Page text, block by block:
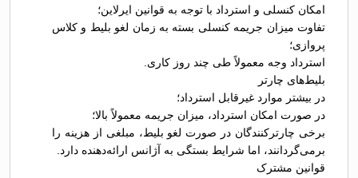
امکان کنسلی و استرداد با توجه به قوانین ایرلاین؛
تفاوت میزان جریمه کنسلی بسته به زمان لغو بلیط و کلاس
پروازی؛
استرداد وجه معمولاً طی چند روز کاری.
بلیط‌های چارتر
در بیشتر موارد غیرقابل استرداد؛
در صورت امکان استرداد، میزان جریمه معمولاً بالا؛
برخی چارترکنندگان در صورت لغو بلیط، مبلغی از هزینه را
برمی‌گردانند، اما شرایط بستگی به آژانس ارائه‌دهنده دارد.
قوانین مشترک